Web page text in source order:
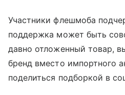
Участники флешмоба
поддержка может быть
давно отложенный товар,
бренд вместо импортного
поделиться подборкой в